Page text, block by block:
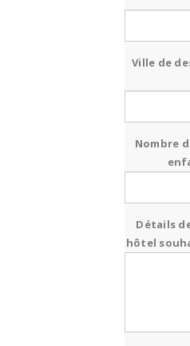
Ville de
Nombre
Détails
hôtel